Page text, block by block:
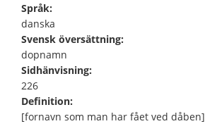
Språk:
danska
Svensk översättning:
dopnamn
Sidhänvisning:
226
Definition:
[fornavn som man har fået ved dåben]